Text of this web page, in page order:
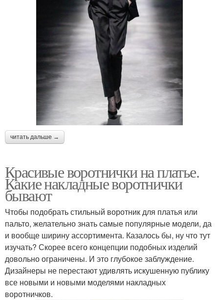
читать дальше →
Красивые воротнички на платье.
Какие накладные воротнички
бывают
Чтобы подобрать стильный воротник для платья или
пальто, желательно знать самые популярные модели, да
и вообще ширину ассортимента. Казалось бы, ну что тут
изучать? Скорее всего концепции подобных изделий
довольно ограничены. И это глубокое заблуждение.
Дизайнеры не перестают удивлять искушенную публику
все новыми и новыми моделями накладных
воротничков.